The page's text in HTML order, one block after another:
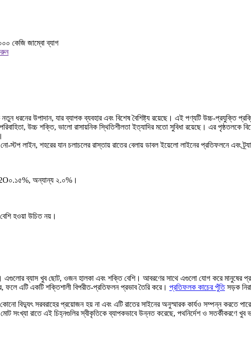
কেজি জাম্বো ব্যাগ
ধরনের উপাদান, যার ব্যাপক ব্যবহার এবং বিশেষ বৈশিষ্ট্য রয়েছে। এই পণ্যটি উচ্চ-প্রযুক্তি
উচ্চ শক্তি, ভালো রাসায়নিক স্থিতিশীলতা ইত্যাদির মতো সুবিধা রয়েছে। এর পৃষ্ঠতলকে
নো-স্টপ লাইন, শহরের যান চলাচলের রাস্তায় রাতের বেলায় ডাবল ইয়েলো লাইনের প্রতিফলনে এবং
অন্যান্য ২.০%।
হওয়া উচিত নয়।
এগুলোর ব্যাস খুব ছোট, ওজন হালকা এবং শক্তি বেশি। আবরণের সাথে এগুলো যোগ করে
এটি একটি শক্তিশালী বিপরীত-প্রতিফলন প্রভাব তৈরি করে। প্রতিফলক কাচের পুঁতিসড়ক
বিদ্যুৎ সরবরাহের প্রয়োজন হয় না এবং এটি রাতের সাইনের অনুস্মারক কার্যও সম্পন্ন করতে
মোট সংখ্যা রাতে এই চিহ্নগুলির স্বীকৃতিকে ব্যাপকভাবে উন্নত করেছে, পথনির্দেশ ও সতর্কীকরণে